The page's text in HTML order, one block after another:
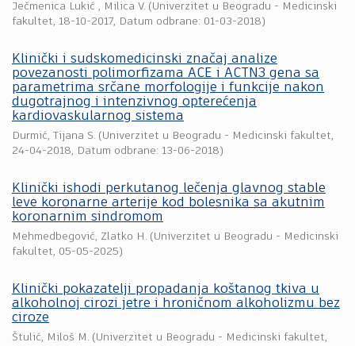
Ječmenica Lukić , Milica V. (Univerzitet u Beogradu - Medicinski
fakultet, 18-10-2017, Datum odbrane: 01-03-2018)
Klinički i sudskomedicinski značaj analize
povezanosti polimorfizama ACE i ACTN3 gena sa
parametrima srčane morfologije i funkcije nakon
dugotrajnog i intenzivnog opterećenja
kardiovaskularnog sistema
Durmić, Tijana S. (Univerzitet u Beogradu - Medicinski fakultet,
24-04-2018, Datum odbrane: 13-06-2018)
Klinički ishodi perkutanog lečenja glavnog stable
leve koronarne arterije kod bolesnika sa akutnim
koronarnim sindromom
Mehmedbegović, Zlatko H. (Univerzitet u Beogradu - Medicinski
fakultet, 05-05-2025)
Klinički pokazatelji propadanja koštanog tkiva u
alkoholnoj cirozi jetre i hroničnom alkoholizmu bez
ciroze
Štulić, Miloš M. (Univerzitet u Beogradu - Medicinski fakultet,